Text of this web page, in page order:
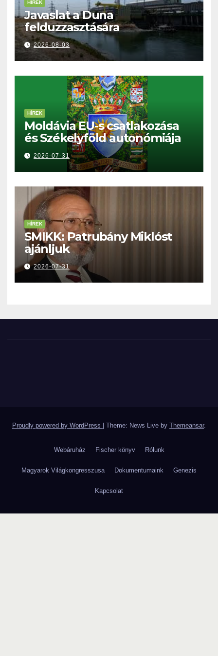
HÍREK
Javaslat a Duna
felduzzasztására
2026-08-03
HÍREK
Moldávia EU-s csatlakozása
és Székelyföld autonómiája
2026-07-31
HÍREK
SMIKK: Patrubány Miklóst
ajánljuk
2026-07-31
Proudly powered by WordPress Theme: News Live by Themeansar.
Webáruház Fischer könyv Rólunk
Magyarok Világkongresszusa Dokumentumaink Genezis
Kapcsolat